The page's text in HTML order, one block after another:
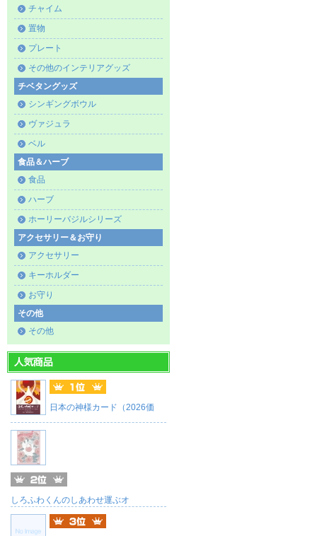
チャイム
置物
プレート
その他のインテリアグッズ
チベタングッズ
シンギングボウル
ヴァジュラ
ベル
食品＆ハーブ
食品
ハーブ
ホーリーバジルシリーズ
アクセサリー＆お守り
アクセサリー
キーホルダー
お守り
その他
その他
日本の神様カード（2026価
しろふわくんのしあわせ運ぶオ